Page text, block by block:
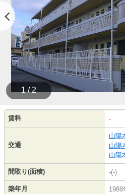
1 / 2
賃料 -
交通
山陽
山陽
山陽
間取り(面積) -(-)
築年月 1988